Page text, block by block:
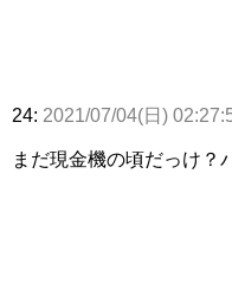
24: 2021/07/04(日)
まだ現金機の頃だっけ？